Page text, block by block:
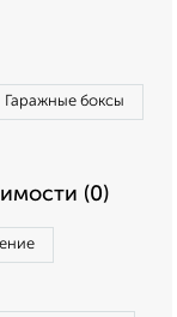
Гаражные боксы
(0)